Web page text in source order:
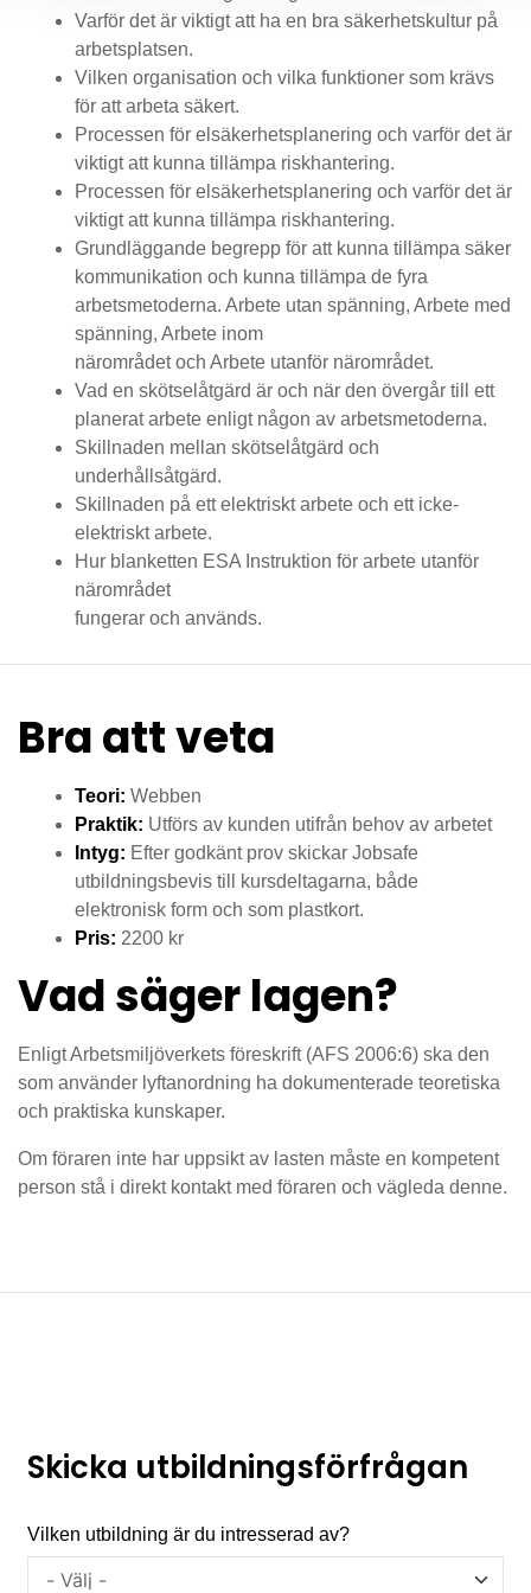
Varför det är viktigt att ha en bra säkerhetskultur på
arbetsplatsen.
Vilken organisation och vilka funktioner som krävs
för att arbeta säkert.
Processen för elsäkerhetsplanering och varför det är
viktigt att kunna tillämpa riskhantering.
Processen för elsäkerhetsplanering och varför det är
viktigt att kunna tillämpa riskhantering.
Grundläggande begrepp för att kunna tillämpa säker
kommunikation och kunna tillämpa de fyra
arbetsmetoderna. Arbete utan spänning, Arbete med
spänning, Arbete inom
närområdet och Arbete utanför närområdet.
Vad en skötselåtgärd är och när den övergår till ett
planerat arbete enligt någon av arbetsmetoderna.
Skillnaden mellan skötselåtgärd och
underhållsåtgärd.
Skillnaden på ett elektriskt arbete och ett icke-
elektriskt arbete.
Hur blanketten ESA Instruktion för arbete utanför
närområdet
fungerar och används.
Bra att veta
Teori: Webben
Praktik: Utförs av kunden utifrån behov av arbetet
Intyg: Efter godkänt prov skickar Jobsafe
utbildningsbevis till kursdeltagarna, både
elektronisk form och som plastkort.
Pris: 2200 kr
Vad säger lagen?
Enligt Arbetsmiljöverkets föreskrift (AFS 2006:6) ska den
som använder lyftanordning ha dokumenterade teoretiska
och praktiska kunskaper.
Om föraren inte har uppsikt av lasten måste en kompetent
person stå i direkt kontakt med föraren och vägleda denne.
Skicka utbildningsförfrågan
Vilken utbildning är du intresserad av?